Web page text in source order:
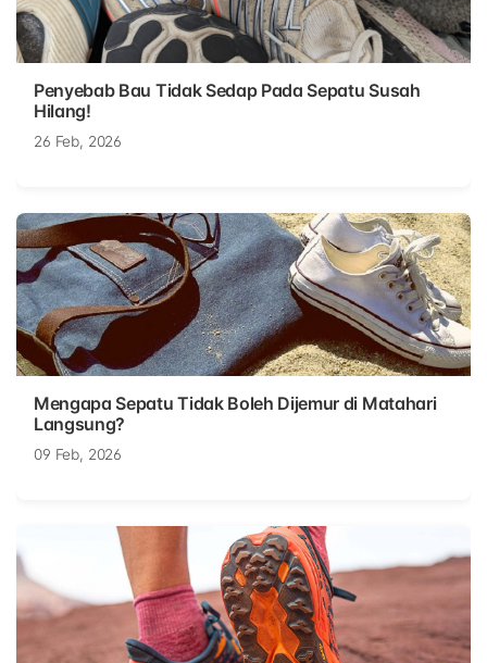
Penyebab Bau Tidak Sedap Pada Sepatu Susah
Hilang!
26 Feb, 2026
Mengapa Sepatu Tidak Boleh Dijemur di Matahari
Langsung?
09 Feb, 2026